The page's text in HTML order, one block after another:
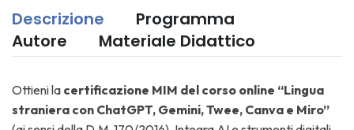
Descrizione
Programma
Autore
Materiale Didattico
Ottieni la certificazione MIM del corso online “Lingua
straniera con ChatGPT, Gemini, Twee, Canva e Miro”